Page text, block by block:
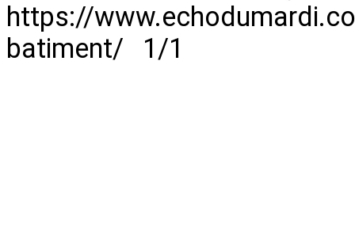
https://
batiment/ 1/1